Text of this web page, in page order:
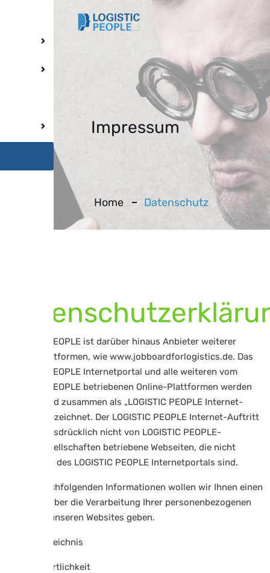
Impressum
Home Datenschutz
LOGISTIC PEOPLE ist darüber hinaus Anbieter weiterer
Online-Plattformen, wie www.jobboardforlogistics.de. Das
LOGISTIC PEOPLE Internetportal und alle weiteren vom
LOGISTIC PEOPLE betriebenen Online-Plattformen werden
nachfolgend zusammen als „LOGISTIC PEOPLE Internet-
Auftritt“ bezeichnet. Der LOGISTIC PEOPLE Internet-Auftritt
umfasst ausdrücklich nicht von LOGISTIC PEOPLE-
Tochtergesellschaften betriebene Webseiten, die nicht
Bestandteil des LOGISTIC PEOPLE Internetportals sind.
Mit den nachfolgenden Informationen wollen wir Ihnen einen
Überblick über die Verarbeitung Ihrer personenbezogenen
Daten auf unseren Websites geben.
Inhaltsverzeichnis
1 Verantwortlichkeit